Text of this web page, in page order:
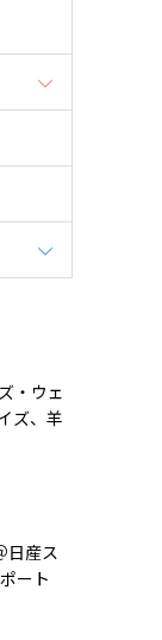
・ウェ
ズ、羊
産ス
ート